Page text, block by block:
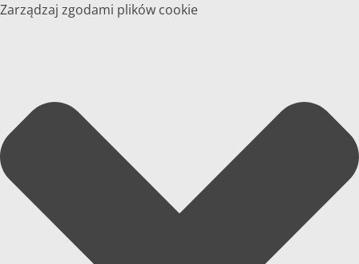
Zarządzaj zgodami plików cookie